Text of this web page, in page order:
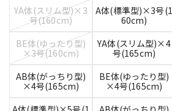
YA体(スリム型)×3
号(160cm)
A体(標準型)×3号(1
60cm)
BE体(ゆったり型)
×3号(160cm)
YA体(スリム型)×4
号(165cm)
AB体(がっちり型)
×4号(165cm)
BE体(ゆったり型)
×4号(165cm)